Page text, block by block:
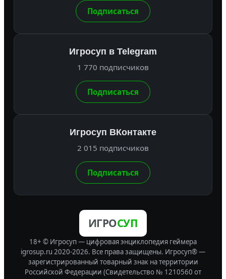
Подписаться
Игросуп в Telegram
1 770 подписчиков
Подписаться
Игросуп ВКонтакте
2 015 подписчиков
Подписаться
ИГРОСУП
18+ © Игросуп — цифровая энциклопедия геймера
igrosup.ru 2020-2026. Все права защищены. Игросуп® —
зарегистрированный товарный знак на территории
Российской Федерации (Свидетельство № 1210560 от